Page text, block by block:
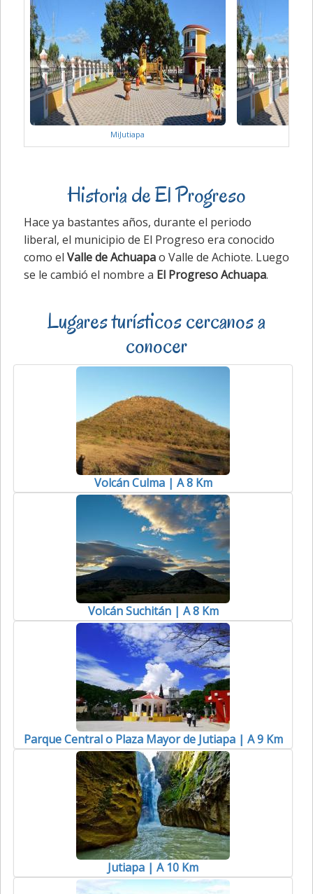
MiJutiapa
Historia de El Progreso
Hace ya bastantes años, durante el periodo
liberal, el municipio de El Progreso era conocido
como el Valle de Achuapao Valle de Achiote. Luego
se le cambió el nombre a El Progreso Achuapa.
Lugares turísticos cercanos a
conocer
Volcán Culma | A 8 Km
Volcán Suchitán | A 8 Km
Parque Central o Plaza Mayor de Jutiapa | A 9 Km
Jutiapa | A 10 Km